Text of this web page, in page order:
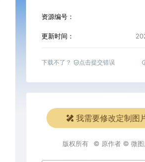
资源编号：
更新时间：
下载不了？ 点击提交错误
我需要修改定制图
版权所有 © 原作者 © 微图